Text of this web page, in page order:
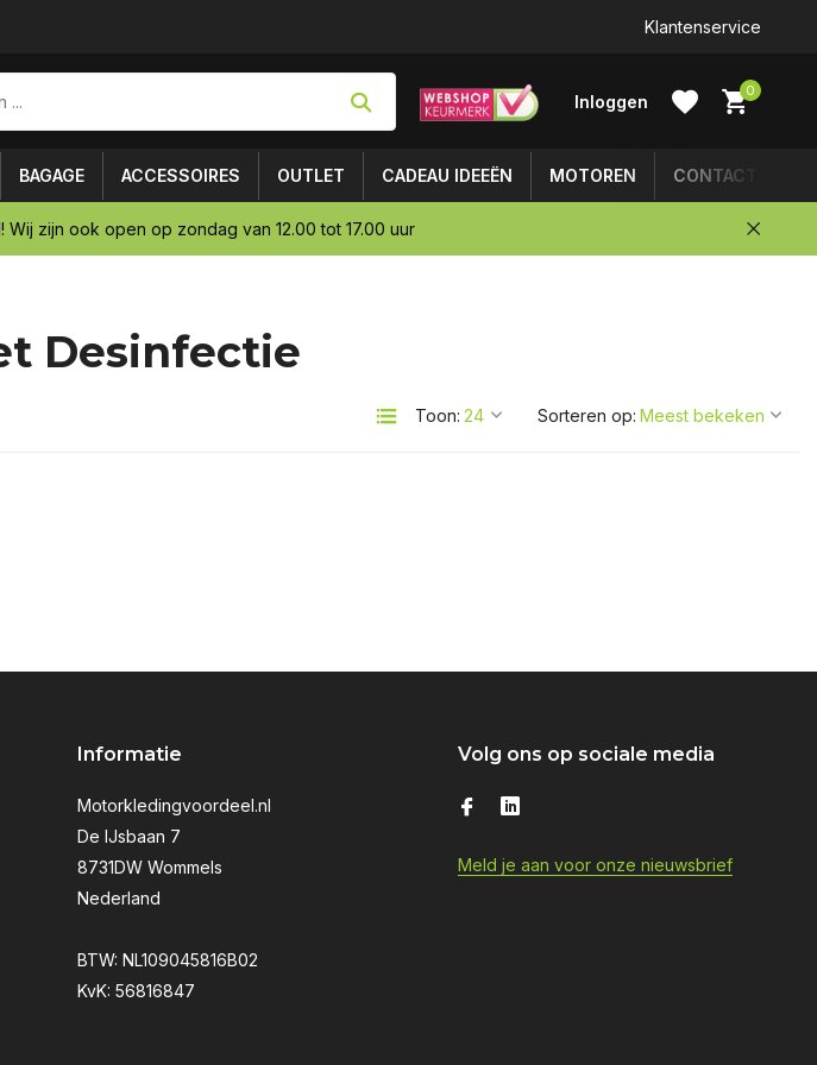
Klantenservice
Inloggen
0
BAGAGE ACCESSOIRES OUTLET CADEAU IDEEËN MOTOREN CONTACT
zijn ook open op zondag van 12.00 tot 17.00 uur
Desinfectie
Toon: Sorteren op:
Informatie
Motorkledingvoordeel.nl
De IJsbaan 7
8731DW Wommels
Nederland
BTW: NL109045816B02
KvK: 56816847
Volg ons op sociale media
Meld je aan voor onze nieuwsbrief